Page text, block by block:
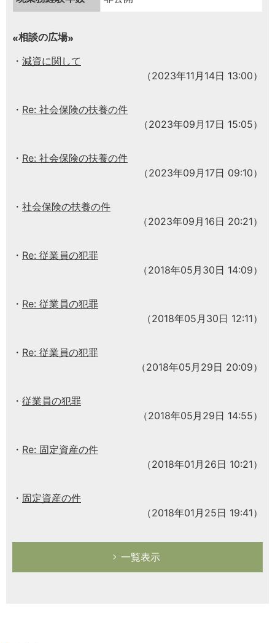
相談の広場
減資に関して
（2023年11月14日 13:00）
Re: 社会保険の扶養の件
（2023年09月17日 15:05）
Re: 社会保険の扶養の件
（2023年09月17日 09:10）
社会保険の扶養の件
（2023年09月16日 20:21）
Re: 従業員の犯罪
（2018年05月30日 14:09）
Re: 従業員の犯罪
（2018年05月30日 12:11）
Re: 従業員の犯罪
（2018年05月29日 20:09）
従業員の犯罪
（2018年05月29日 14:55）
Re: 固定資産の件
（2018年01月26日 10:21）
固定資産の件
（2018年01月25日 19:41）
一覧表示